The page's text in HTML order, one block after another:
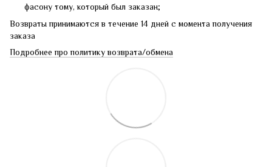
фасону тому, который был заказан;
Возвраты принимаются в течение 14 дней с момента получения
заказа
Подробнее про политику возврата/обмена